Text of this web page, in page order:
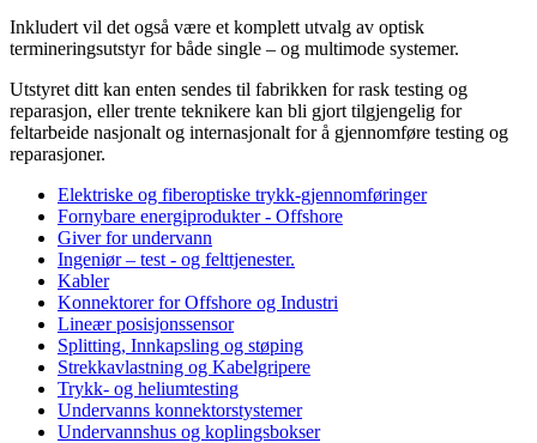
Inkludert vil det også være et komplett utvalg av optisk
termineringsutstyr for både single – og multimode systemer.
Utstyret ditt kan enten sendes til fabrikken for rask testing og
reparasjon, eller trente teknikere kan bli gjort tilgjengelig for
feltarbeide nasjonalt og internasjonalt for å gjennomføre testing og
reparasjoner.
Elektriske og fiberoptiske trykk-gjennomføringer
Fornybare energiprodukter - Offshore
Giver for undervann
Ingeniør – test - og felttjenester.
Kabler
Konnektorer for Offshore og Industri
Lineær posisjonssensor
Splitting, Innkapsling og støping
Strekkavlastning og Kabelgripere
Trykk- og heliumtesting
Undervanns konnektorstystemer
Undervannshus og koplingsbokser